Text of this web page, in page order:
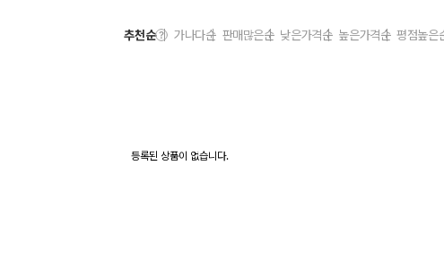
추천순 가나다순 판매많은순 낮은가격순 높은가격순 평점높은
등록된 상품이 없습니다.